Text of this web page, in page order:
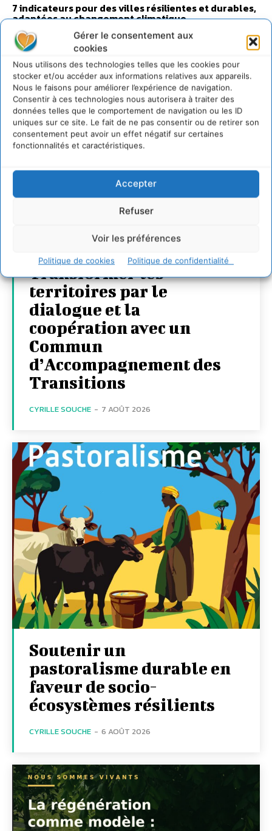
Gérer le consentement aux
cookies
Nous utilisons des technologies telles que les cookies pour
stocker et/ou accéder aux informations relatives aux appareils.
Nous le faisons pour améliorer l’expérience de navigation.
Consentir à ces technologies nous autorisera à traiter des
données telles que le comportement de navigation ou les ID
uniques sur ce site. Le fait de ne pas consentir ou de retirer son
consentement peut avoir un effet négatif sur certaines
fonctionnalités et caractéristiques.
Accepter
Refuser
Voir les préférences
Politique de cookies Politique de confidentialité
7 indicateurs pour des villes résilientes et durables,
adaptées au changement climatique
27 juillet 2026
Transformer les
territoires par le
dialogue et la
coopération avec un
Commun
d’Accompagnement des
Transitions
CYRILLE SOUCHE - 7 AOÛT 2026
Soutenir un
pastoralisme durable en
faveur de socio-
écosystèmes résilients
CYRILLE SOUCHE - 6 AOÛT 2026